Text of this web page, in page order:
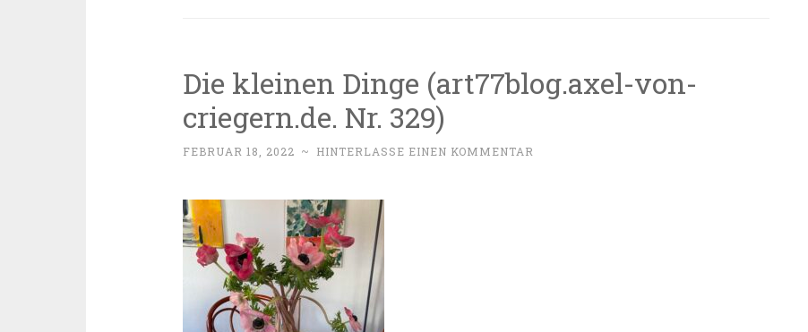
Die kleinen Dinge (art77blog.axel-von-
criegern.de. Nr. 329)
FEBRUAR 18, 2022 ~ HINTERLASSE EINEN KOMMENTAR